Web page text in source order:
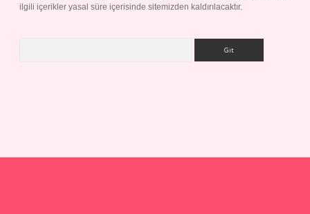
ilgili içerikler yasal süre içerisinde sitemizden kaldırılacaktır.